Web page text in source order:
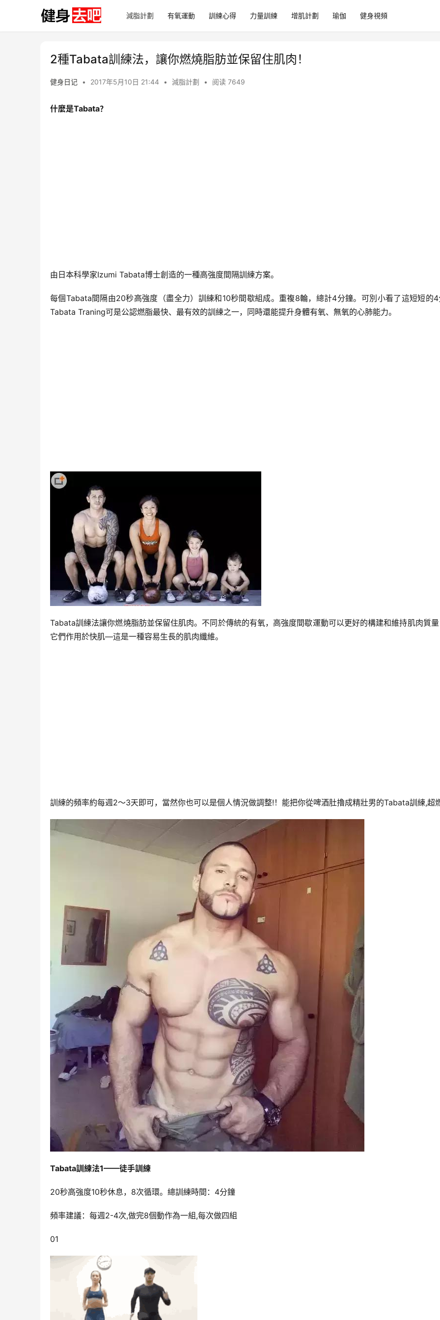
減脂計劃 有氧運動 訓練心得 力量訓練 增肌計劃 瑜伽 健身視頻
2種Tabata訓練法，讓你燃燒脂肪並保留住肌肉！
健身日记 • 2017年5月10日 21:44 • 減脂計劃 • 阅读 7649
什麼是Tabata？
由日本科學家Izumi Tabata博士創造的一種高強度間隔訓練方案。
每個Tabata間隔由20秒高強度（盡全力）訓練和10秒間歇組成。重複8輪，總計4分鐘。可別小看了這短短的
Tabata Traning可是公認燃脂最快、最有效的訓練之一，同時還能提升身體有氧、無氧的心肺能力。
Tabata訓練法讓你燃燒脂肪並保留住肌肉。不同於傳統的有氧，高強度間歇運動可以更好的構建和維持肌肉質
它們作用於快肌—這是一種容易生長的肌肉纖維。
訓練的頻率約每週2～3天即可，當然你也可以是個人情況做調整!！能把你從啤酒肚擼成精壯男的Tabata訓練,超
Tabata訓練法1——徒手訓練
20秒高強度10秒休息，8次循環。總訓練時間：4分鐘
頻率建議：每週2-4次,做完8個動作為一組,每次做四組
01